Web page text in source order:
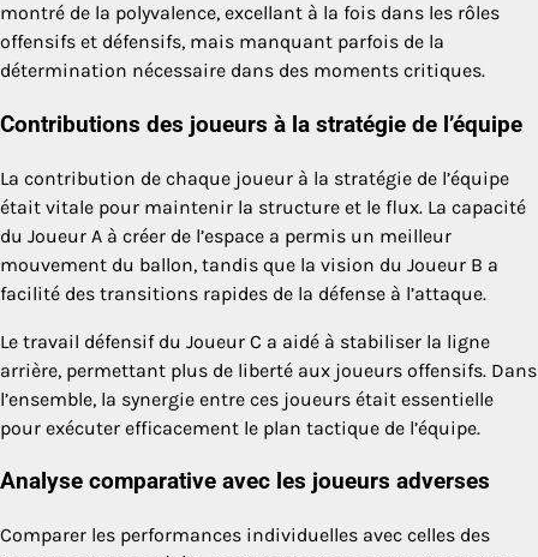
montré de la polyvalence, excellant à la fois dans les rôles
offensifs et défensifs, mais manquant parfois de la
détermination nécessaire dans des moments critiques.
Contributions des joueurs à la stratégie de l’équipe
La contribution de chaque joueur à la stratégie de l’équipe
était vitale pour maintenir la structure et le flux. La capacité
du Joueur A à créer de l’espace a permis un meilleur
mouvement du ballon, tandis que la vision du Joueur B a
facilité des transitions rapides de la défense à l’attaque.
Le travail défensif du Joueur C a aidé à stabiliser la ligne
arrière, permettant plus de liberté aux joueurs offensifs. Dans
l’ensemble, la synergie entre ces joueurs était essentielle
pour exécuter efficacement le plan tactique de l’équipe.
Analyse comparative avec les joueurs adverses
Comparer les performances individuelles avec celles des